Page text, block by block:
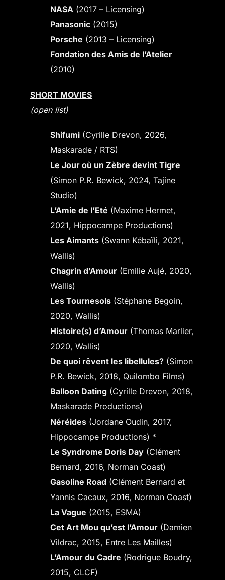
NASA (2017 – Licensing)
Panasonic (2015)
Porsche (2013 – Licensing)
Fondation des Amis de l’Atelier
(2010)
SHORT MOVIES
(open list)
Shifumi (Cyrille Drevon, 2026,
Maskarade / RTS)
Le Jour où un Zèbre devint Tigre
(Simon P.R. Bewick, 2024, Tajine
Studio)
L’Amie de l’Eté (Maxime Hermet,
2021, Hippocampe Productions)
Les Aimants (Swann Kébaïli, 2021,
Wallis)
Chagrin d’Amour (Emilie Aujé, 2020,
Wallis)
Les Tournesols (Stéphane Begoin,
2020, Wallis)
Histoire(s) d’Amour (Thomas Marlier,
2020, Wallis)
De quoi rêvent les libellules? (Simon
P.R. Bewick, 2018, Quilombo Films)
Balloon Dating (Cyrille Drevon, 2018,
Maskarade Productions)
Néréides (Jordane Oudin, 2017,
Hippocampe Productions) *
Le Syndrome Doris Day (Clément
Bernard, 2016, Norman Coast)
Gasoline Road (Clément Bernard et
Yannis Cacaux, 2016, Norman Coast)
La Vague (2015, ESMA)
Cet Art Mou qu’est l’Amour (Damien
Vildrac, 2015, Entre Les Mailles)
L’Amour du Cadre (Rodrigue Boudry,
2015, CLCF)